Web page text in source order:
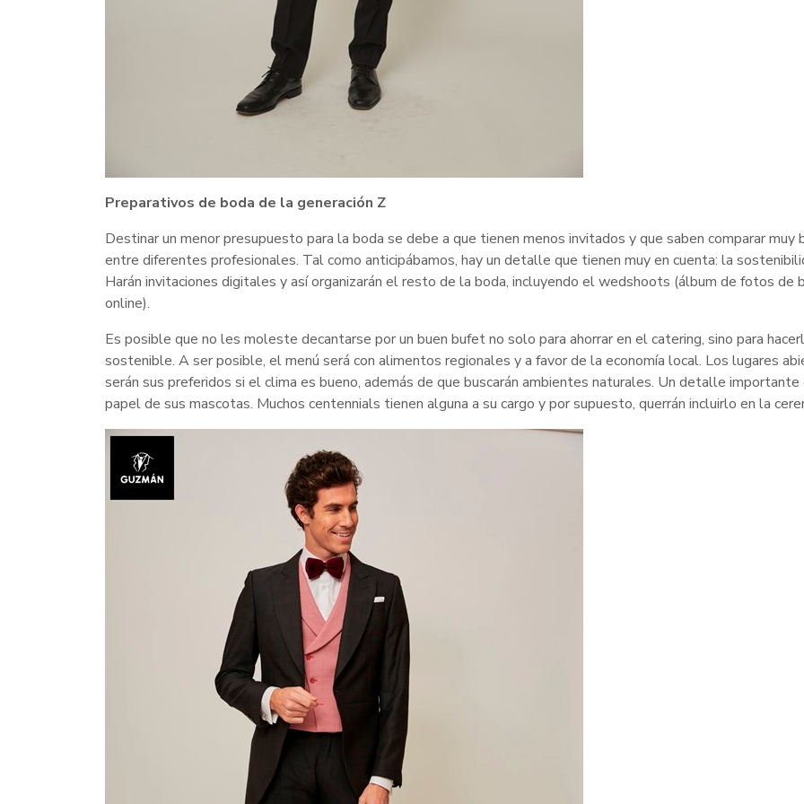
Preparativos de boda de la generación Z
Destinar un menor presupuesto para la boda se debe a que tienen menos invitados y que saben comparar muy
entre diferentes profesionales. Tal como anticipábamos, hay un detalle que tienen muy en cuenta: la
Harán invitaciones digitales y así organizarán el resto de la boda, incluyendo el wedshoots (álbum de fotos de
online).
Es posible que no les moleste decantarse por un buen bufet no solo para ahorrar en el catering, sino para
sostenible. A ser posible, el menú será con alimentos regionales y a favor de la economía local. Los lugares
serán sus preferidos si el clima es bueno, además de que buscarán ambientes naturales. Un detalle
papel de sus mascotas. Muchos centennials tienen alguna a su cargo y por supuesto, querrán incluirlo en la